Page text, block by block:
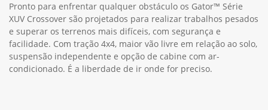
Pronto para enfrentar qualquer obstáculo os Gator™ Série
XUV Crossover são projetados para realizar trabalhos pesados
e superar os terrenos mais difíceis, com segurança e
facilidade. Com tração 4x4, maior vão livre em relação ao solo,
suspensão independente e opção de cabine com ar-
condicionado. É a liberdade de ir onde for preciso.